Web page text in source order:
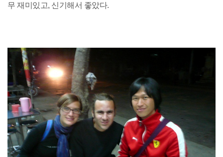
무 재미있고, 신기해서 좋았다.